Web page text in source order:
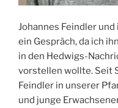
Johannes Feindler
ein Gespräch, da ich
in den Hedwigs-
vorstellen wollte. Seit
Feindler in unserer
und junge